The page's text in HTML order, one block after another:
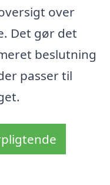
over
Det gør det
beslutning
passer til